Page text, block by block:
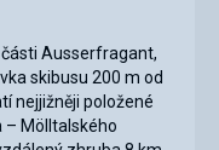
Ausserfragant,
skibusu 200 m od
nejjižněji položené
– Mölltalského